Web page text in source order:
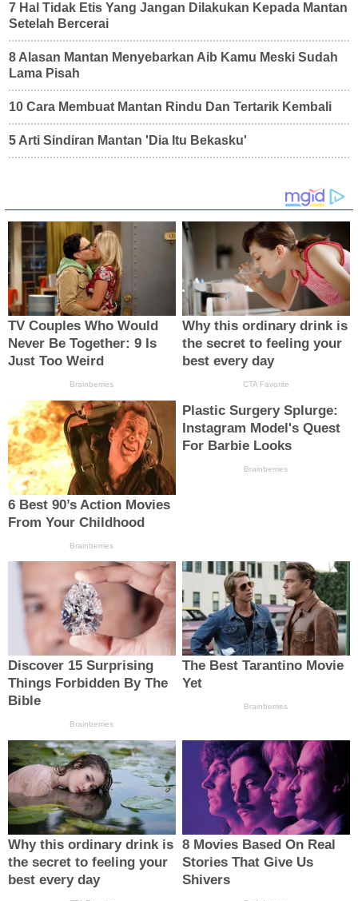
7 Hal Tidak Etis Yang Jangan Dilakukan Kepada Mantan
Setelah Bercerai
8 Alasan Mantan Menyebarkan Aib Kamu Meski Sudah
Lama Pisah
10 Cara Membuat Mantan Rindu Dan Tertarik Kembali
5 Arti Sindiran Mantan 'Dia Itu Bekasku'